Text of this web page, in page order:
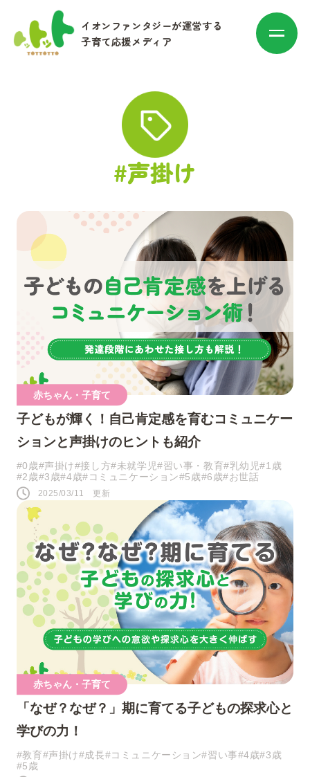
イオンファンタジーが運営する
子育て応援メディア
カテゴリ別に探す
マネー
お出かけ・トレンド
その他
人気のキーワード
#0歳 #接し方 #悩み #寝かしつけ
#1歳 #行事・イベント #赤ちゃん
#育児の不安
#おうち遊び #コミュニケーション
#パパ #夜泣き
SNS
このページをシェアする
ツイート
シェア
#声掛け
赤ちゃん・子育て
子どもが輝く！自己肯定感を育むコミュニケー
ションと声掛けのヒントも紹介
#0歳#声掛け#接し方#未就学児#習い事・教育#乳幼児#1歳
#2歳#3歳#4歳#コミュニケーション#5歳#6歳#お世話
2025/03/11 更新
赤ちゃん・子育て
「なぜ？なぜ？」期に育てる子どもの探求心と
学びの力！
#教育#声掛け#成長#コミュニケーション#習い事#4歳#3歳
#5歳